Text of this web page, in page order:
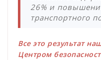
26% и
транспортного
Все это результат
Центром